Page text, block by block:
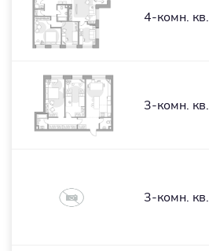
4-комн. кв.
3-комн. кв.
3-комн. кв.